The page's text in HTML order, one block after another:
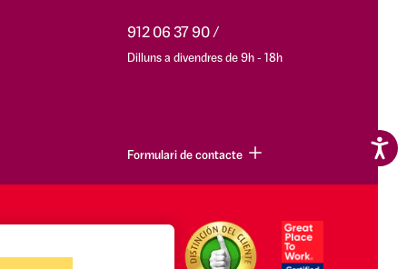
912 06 37 90
Dilluns a divendres de 9h - 18h
Formulari de contacte